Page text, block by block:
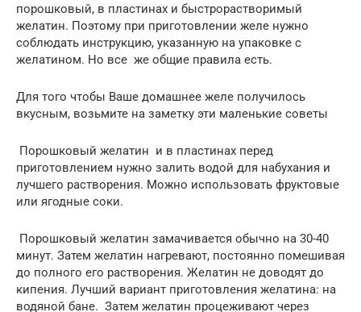
порошковый, в пластинах и быстрорастворимый
желатин. Поэтому при приготовлении желе нужно
соблюдать инструкцию, указанную на упаковке с
желатином. Но все же общие правила есть.
Для того чтобы Ваше домашнее желе получилось
вкусным, возьмите на заметку эти маленькие советы
Порошковый желатин и в пластинах перед
приготовлением нужно залить водой для набухания и
лучшего растворения. Можно использовать фруктовые
или ягодные соки.
Порошковый желатин замачивается обычно на 30-40
минут. Затем желатин нагревают, постоянно помешивая
до полного его растворения. Желатин не доводят до
кипения. Лучший вариант приготовления желатина: на
водяной бане. Затем желатин процеживают через